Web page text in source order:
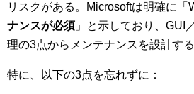
リスクがある。Microsoftは明確に「
ナンスが必須 」と示しており、GUI
理の3点からメンテナンスを設計す
特に、以下の3点を忘れずに：